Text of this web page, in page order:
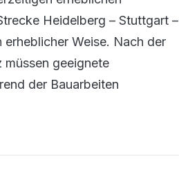
Heidelberg – Stuttgart –
Weise. Nach der
geeignete
der Bauarbeiten